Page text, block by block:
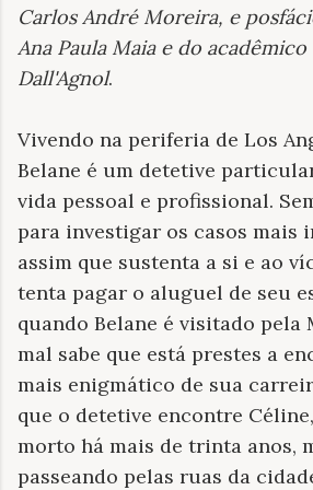
Carlos André Moreira, e
Ana Paula Maia e do acadêmico
Dall'Agnol.
Vivendo na periferia de Los
Belane é um detetive
vida pessoal e profissional.
para investigar os casos mais
assim que sustenta a si e ao
tenta pagar o aluguel de seu
quando Belane é visitado pela
mal sabe que está prestes a
mais enigmático de sua
que o detetive encontre
morto há mais de trinta anos,
passeando pelas ruas da